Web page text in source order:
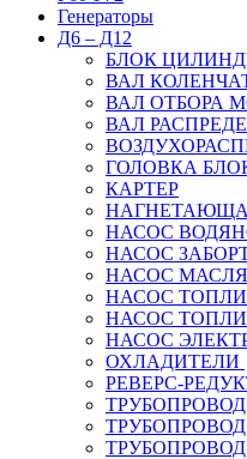
Генераторы
Д6 – Д12
БЛОК
ВАЛ
ВАЛ ОТБОРА
ВАЛ
ГОЛОВКА
КАРТЕР
НАСОС
НАСОС
НАСОС
НАСОС
НАСОС
НАСОС
ОХЛАДИТЕЛИ
РЕВЕРС-